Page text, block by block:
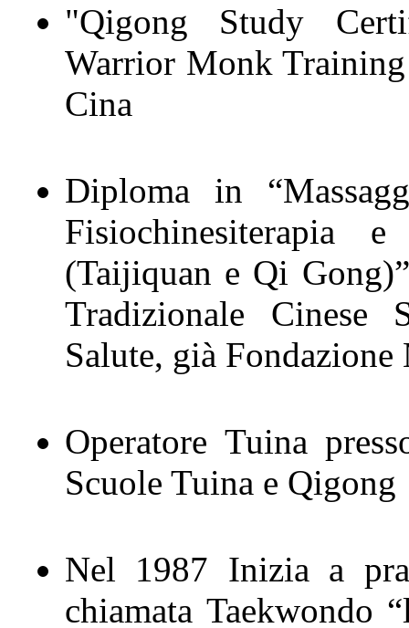
"Qigong Study
Warrior Monk
Cina
Diploma in
Fisiochinesiterapia
(Taijiquan e Qi
Tradizionale Cinese
Salute, già
Operatore Tuina
Scuole Tuina e Qigong
Nel 1987 Inizia a
chiamata Taekwondo